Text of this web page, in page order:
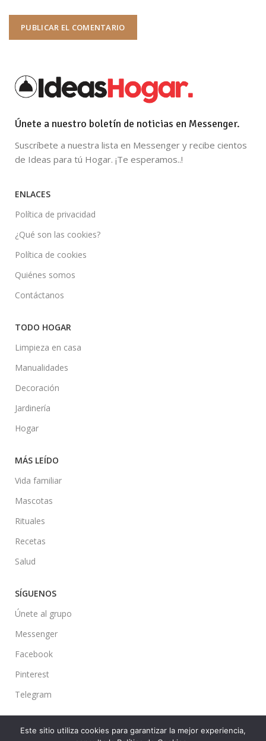
Únete a nuestro boletín de noticias en Messenger.
Suscríbete a nuestra lista en Messenger y recibe cientos
de Ideas para tú Hogar. ¡Te esperamos..!
ENLACES
Política de privacidad
¿Qué son las cookies?
Política de cookies
Quiénes somos
Contáctanos
TODO HOGAR
Limpieza en casa
Manualidades
Decoración
Jardinería
Hogar
MÁS LEÍDO
Vida familiar
Mascotas
Rituales
Recetas
Salud
SÍGUENOS
Únete al grupo
Messenger
Facebook
Pinterest
Telegram
Este sitio utiliza cookies para garantizar la mejor experiencia,